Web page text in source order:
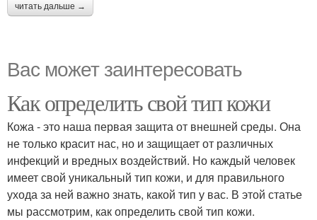
читать дальше →
Вас может заинтересовать
Как определить свой тип кожи
Кожа - это наша первая защита от внешней среды. Она
не только красит нас, но и защищает от различных
инфекций и вредных воздействий. Но каждый человек
имеет свой уникальный тип кожи, и для правильного
ухода за ней важно знать, какой тип у вас. В этой статье
мы рассмотрим, как определить свой тип кожи.